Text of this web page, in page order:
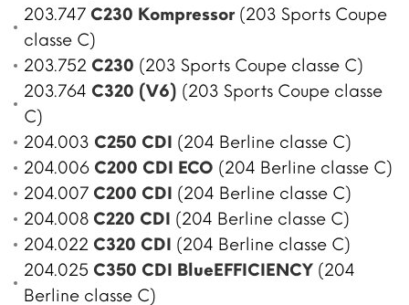
203.747 C230 Kompressor (203 Sports Coupe
classe C)
203.752 C230 (203 Sports Coupe classe C)
203.764 C320 (V6) (203 Sports Coupe classe
C)
204.003 C250 CDI (204 Berline classe C)
204.006 C200 CDI ECO (204 Berline classe C)
204.007 C200 CDI (204 Berline classe C)
204.008 C220 CDI (204 Berline classe C)
204.022 C320 CDI (204 Berline classe C)
204.025 C350 CDI BlueEFFICIENCY (204
Berline classe C)